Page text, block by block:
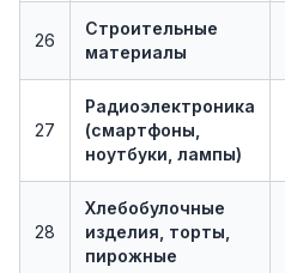
26
Строительные
материалы
27
Радиоэлектроника
(смартфоны,
ноутбуки, лампы)
28
Хлебобулочные
изделия, торты,
пирожные